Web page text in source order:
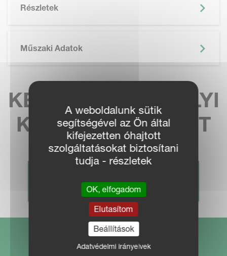
Részletek
Műszaki Adatok
KERESSE MEG HELYI
KÉPVISELETÜNKET
KERESKEDŐ KERESÉS
A weboldalunk sütik
segítségével az Ön által
kifejezetten óhajtott
szolgáltatásokat biztosítani
tudja - részletek
OK, elfogadom
Elutasítom
Beállítások
Adatvédelmi irányelvek